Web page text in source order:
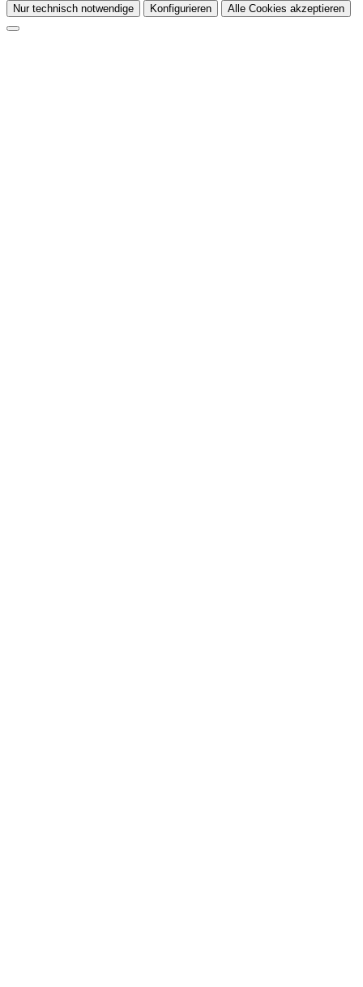
Nur technisch notwendige Konfigurieren Alle Cookies akzeptieren